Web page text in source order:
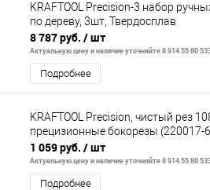
KRAFTOOL Precision-3 набор
по дереву, 3шт, Твердосплав
8 787 руб. / шт
Актуальную цену и наличие уточняйте 8 914 55 80
Подробнее
KRAFTOOL Precision, чистый рез
прецизионные бокорезы (220017-
1 059 руб. / шт
Актуальную цену и наличие уточняйте 8 914 55 80
Подробнее